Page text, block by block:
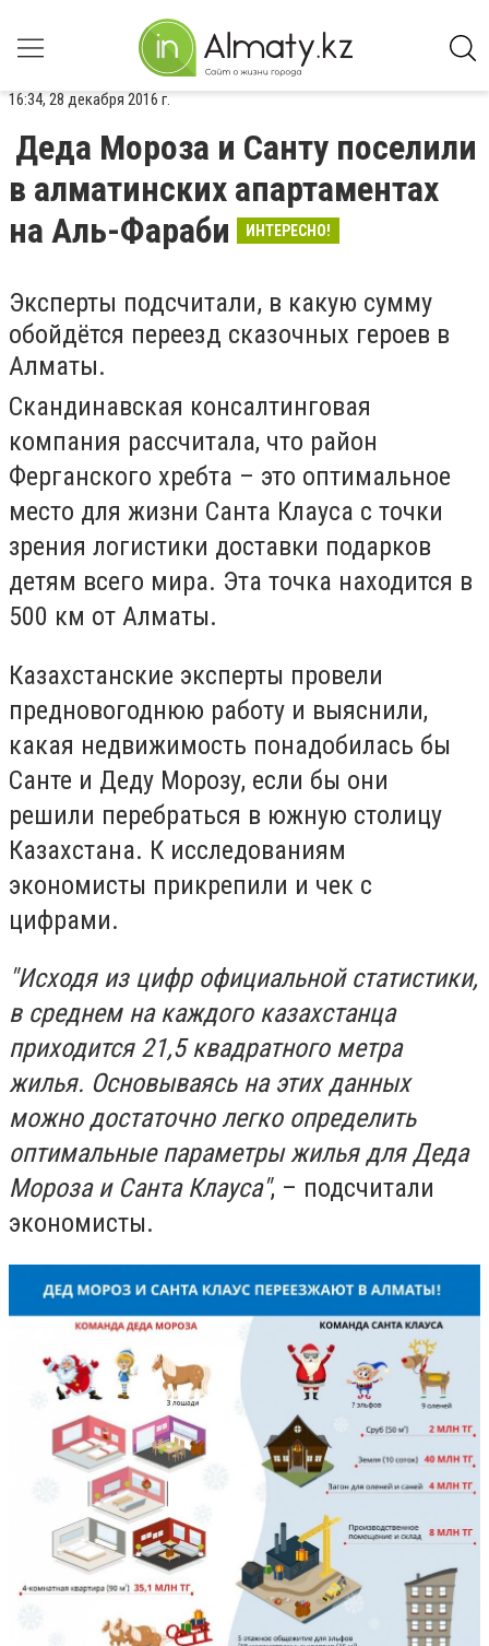
16:34, 28 декабря 2016 г.
Деда Мороза и Санту поселили
в алматинских апартаментах
на Аль-Фараби
ИНТЕРЕСНО!
Эксперты подсчитали, в какую сумму
обойдётся переезд сказочных героев в
Алматы.
Скандинавская консалтинговая
компания расcчитала, что район
Ферганского хребта – это оптимальное
место для жизни Санта Клауса с точки
зрения логистики доставки подарков
детям всего мира. Эта точка находится в
500 км от Алматы.
Казахстанские эксперты провели
предновогоднюю работу и выяснили,
какая недвижимость понадобилась бы
Санте и Деду Морозу, если бы они
решили перебраться в южную столицу
Казахстана. К исследованиям
экономисты прикрепили и чек с
цифрами.
"Исходя из цифр официальной статистики,
в среднем на каждого казахстанца
приходится 21,5 квадратного метра
жилья. Основываясь на этих данных
можно достаточно легко определить
оптимальные параметры жилья для Деда
Мороза и Санта Клауса", – подсчитали
экономисты.